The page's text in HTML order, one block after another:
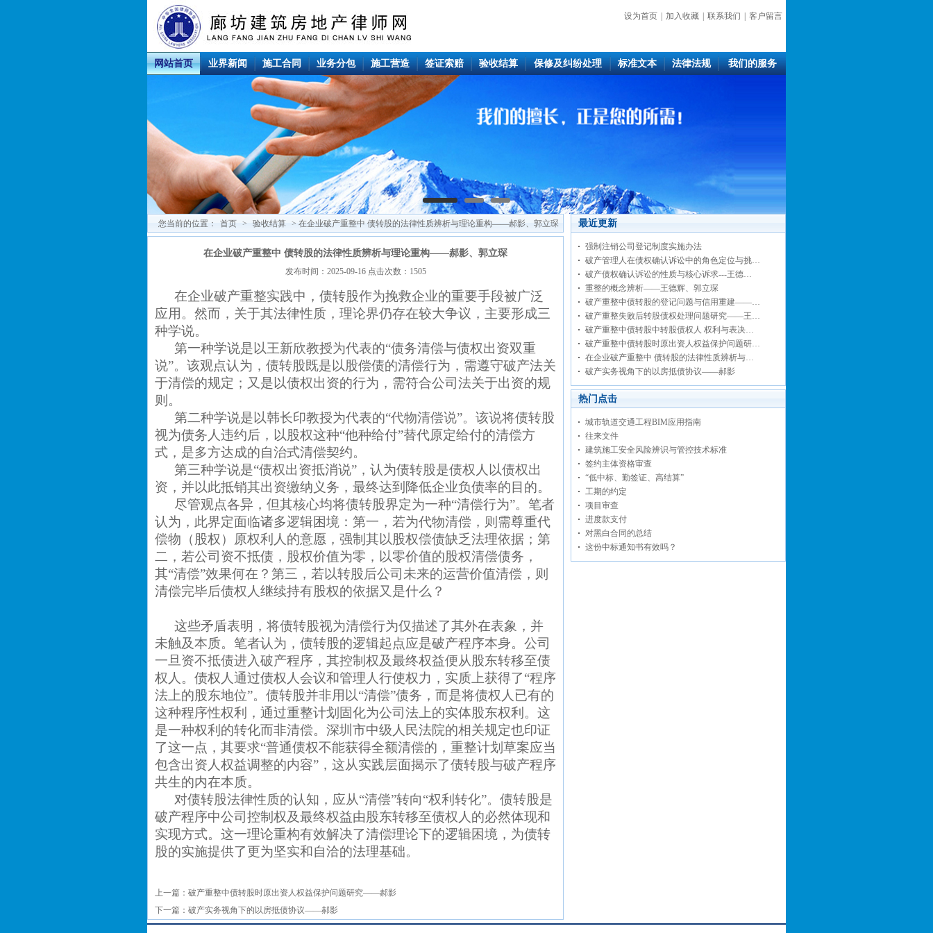
设为首页 加入收藏 联系我们 客户留言
网站首页 业界新闻 施工合同 业务分包 施工营造 签证索赔 验收结算 保修及纠纷处理 标准文本 法律法规 我们的服务
您当前的位置： 首页 > 验收结算 > 在企业破产重整中 债转股的法律性质辨析与理论重构——郝影、郭立琛
在企业破产重整中 债转股的法律性质辨析与理论重构——郝影、郭立琛
发布时间：2025-09-16 点击次数：1505
在企业破产重整实践中 ，债转股作为挽救企业的重要手段被广泛
应用。然而，关于其法律性质，理论界仍存在较大争议，主要形成三
种学说。
第一种学说是以王新欣教授为代表的“债务清偿与债权出资双重
说”。该观点认为，债转股既是以股偿债的清偿行为，需遵守破产法关
于清偿的规定；又是以债权出资的行为，需符合公司法关于出资的规
则。
第二种学说是以韩长印教授为代表的“代物清偿说”。该说将债转股
视为债务人违约后，以股权这种“他种给付”替代原定给付的清偿方
式，是多方达成的自治式清偿契约。
第三种学说是“债权出资抵消说”，认为债转股是债权人以债权出
资，并以此抵销其出资缴纳义务，最终达到降低企业负债率的目的。
尽管观点各异，但其核心均将债转股界定为一种“清偿行为”。笔者
认为，此界定面临诸多逻辑困境：第一，若为代物清偿，则需尊重代
偿物（股权）原权利人的意愿，强制其以股权偿债缺乏法理依据；第
二，若公司资不抵债，股权价值为零，以零价值的股权清偿债务，
其“清偿”效果何在？第三，若以转股后公司未来的运营价值清偿，则
清偿完毕后债权人继续持有股权的依据又是什么？
这些矛盾表明，将债转股视为清偿行为仅描述了其外在表象，并
未触及本质。笔者认为，债转股的逻辑起点应是破产程序本身。公司
一旦资不抵债进入破产程序，其控制权及最终权益便从股东转移至债
权人。债权人通过债权人会议和管理人行使权力，实质上获得了“程序
法上的股东地位”。债转股并非用以“清偿”债务，而是将债权人已有的
这种程序性权利，通过重整计划固化为公司法上的实体股东权利。这
是一种权利的转化而非清偿。深圳市中级人民法院的相关规定也印证
了这一点，其要求“普通债权不能获得全额清偿的，重整计划草案应当
包含出资人权益调整的内容”，这从实践层面揭示了债转股与破产程序
共生的内在本质。
对债转股法律性质的认知，应从“清偿”转向“权利转化”。债转股是
破产程序中公司控制权及最终权益由股东转移至债权人的必然体现和
实现方式。这一理论重构有效解决了清偿理论下的逻辑困境，为债转
股的实施提供了更为坚实和自洽的法理基础。
上一篇： 破产重整中债转股时原出资人权益保护问题研究——郝影
下一篇： 破产实务视角下的以房抵债协议——郝影
最近更新
强制注销公司登记制度实施办法
破产管理人在债权确认诉讼中的角色定位与挑…
破产债权确认诉讼的性质与核心诉求---王德…
重整的概念辨析——王德辉、郭立琛
破产重整中债转股的登记问题与信用重建——…
破产重整失败后转股债权处理问题研究——王…
破产重整中债转股中转股债权人 权利与表决…
破产重整中债转股时原出资人权益保护问题研…
在企业破产重整中 债转股的法律性质辨析与…
破产实务视角下的以房抵债协议——郝影
热门点击
城市轨道交通工程BIM应用指南
往来文件
建筑施工安全风险辨识与管控技术标准
签约主体资格审查
“低中标、勤签证、高结算”
工期的约定
项目审查
进度款支付
对黑白合同的总结
这份中标通知书有效吗？